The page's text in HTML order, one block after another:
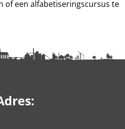
of een alfabetiseringscursus te